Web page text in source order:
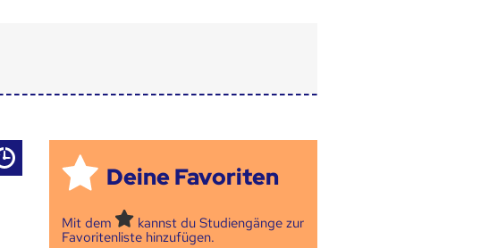
Deine Favoriten
Mit dem
kannst du Studiengänge zur
Favoritenliste hinzufügen.